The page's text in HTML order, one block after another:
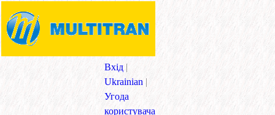
Вхід |
Ukrainian |
Угода
користувача